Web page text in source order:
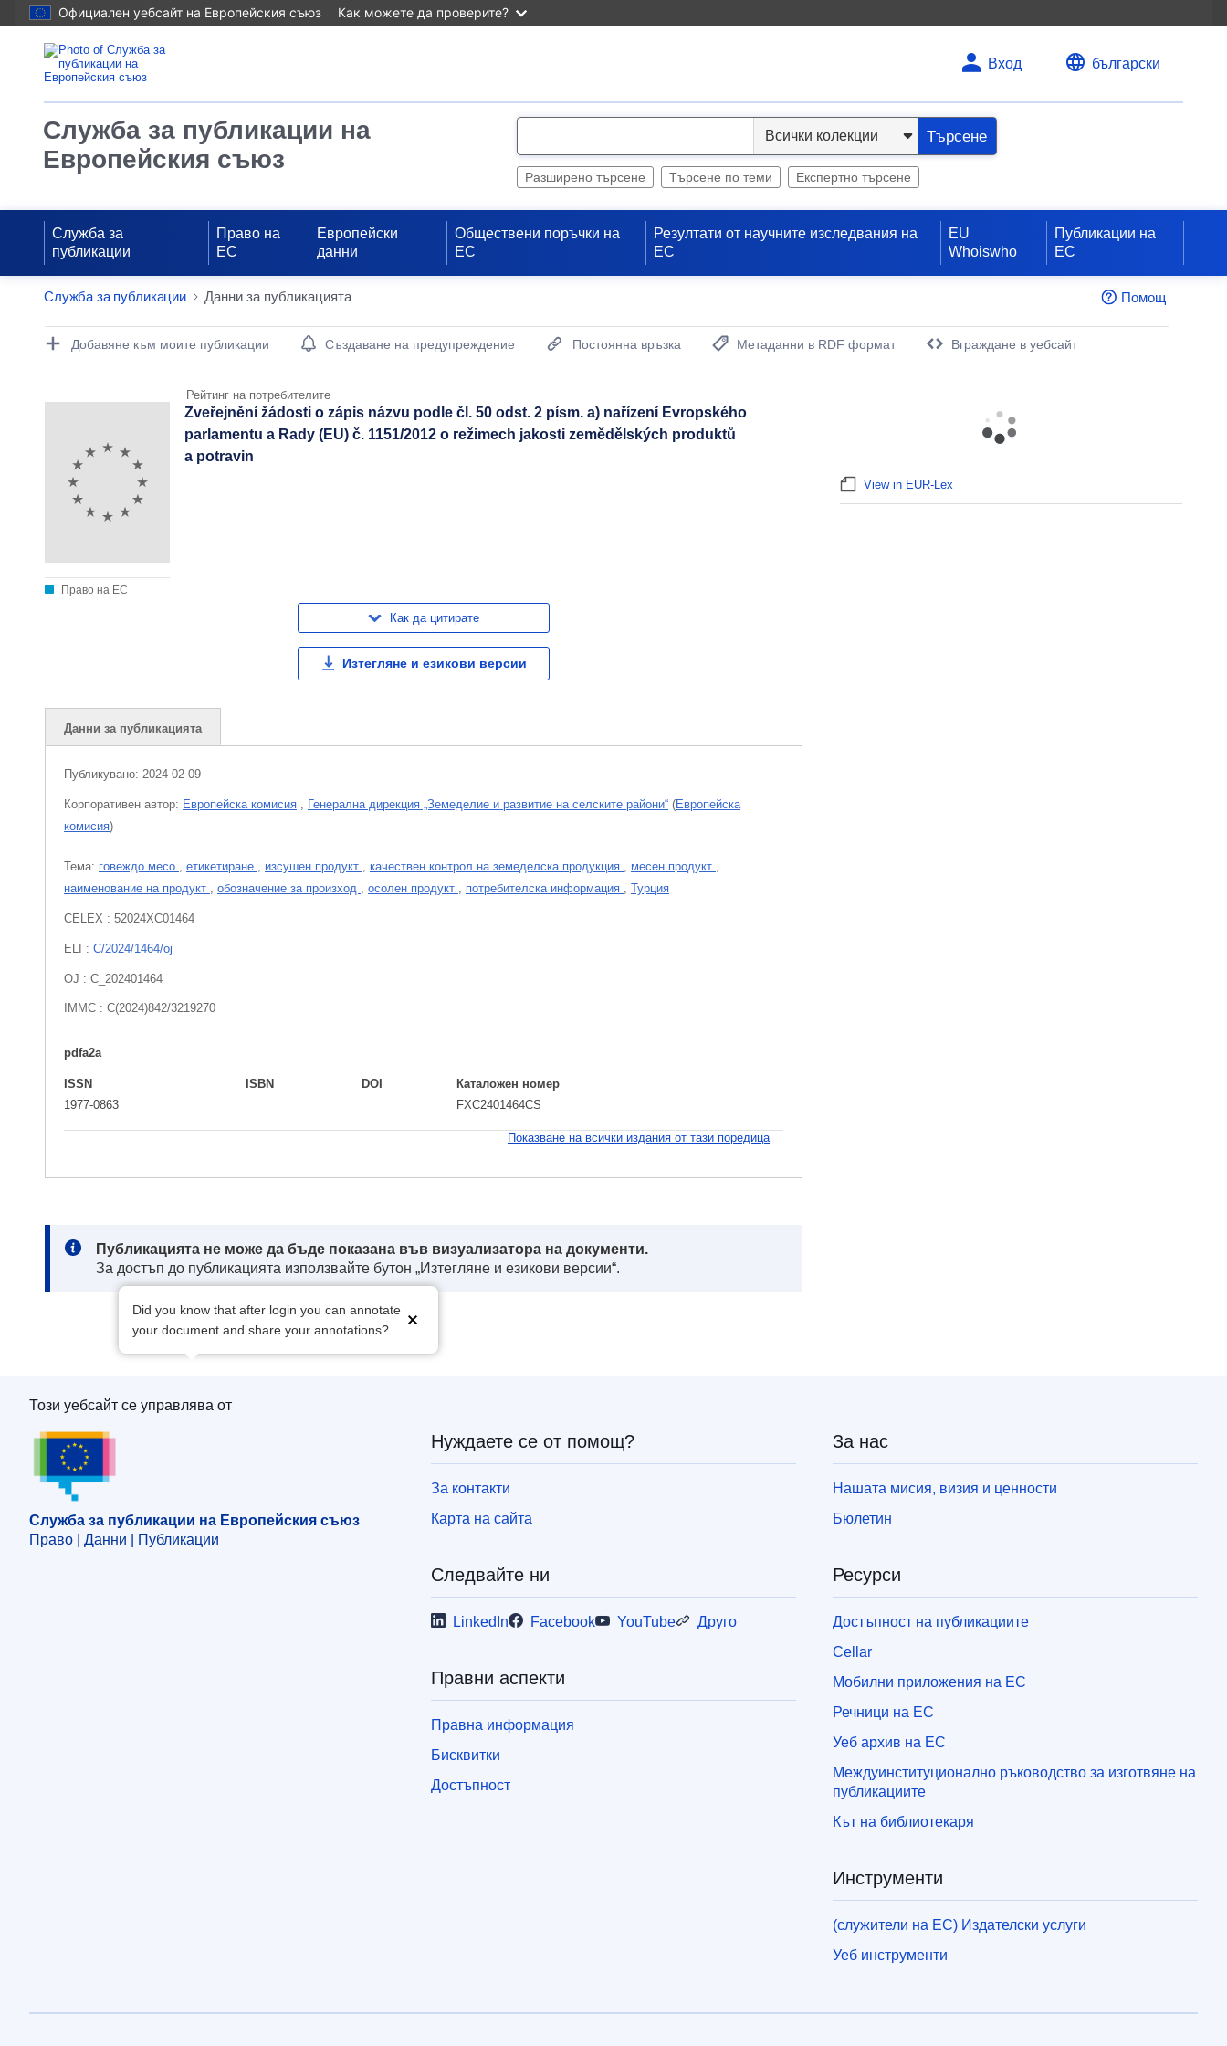
Официален уебсайт на Европейския съюз Как можете да проверите?
Вход български
Служба за публикации на
Европейския съюз
e
Търсене
Разширено търсене Търсене по теми Експертно търсене
Служба за
публикации
Право на
ЕС
Европейски
данни
Обществени поръчки на
ЕС
Резултати от научните изследвания на
ЕС
EU
Whoiswho
Публикации на
ЕС
Служба за публикации Данни за публикацията Помощ
Publication Detail Actions Portlet
Добавяне към моите публикации Създаване на предупреждение Постоянна връзка
Метаданни в RDF формат
Вграждане в уебсайт
Рейтинг на потребителите
Право на ЕС
Zveřejnění žádosti o zápis názvu podle čl. 50 odst. 2 písm. a) nařízení Evropského
parlamentu a Rady (EU) č. 1151/2012 o režimech jakosti zemědělských produktů
a potravin
Как да цитирате
Изтегляне и езикови версии
Данни за публикацията
Публикувано: 2024-02-09
Корпоративен aвтор: Европейска комисия Генерална дирекция „Земеделие и развитие на селските райони“ (Европейска
комисия)
Тема: говеждо месо етикетиране изсушен продукт качествен контрол на земеделска продукция месен продукт
наименование на продукт
обозначение за произход осолен продукт потребителска информация Турция
CELEX : 52024XC01464
ELI : C/2024/1464/oj
OJ : C_202401464
IMMC : C(2024)842/3219270
pdfa2a
ISSN
1977-0863
ISBN DOI
Каталожен номер
FXC2401464CS
Показване на всички издания от тази поредица
Note:
Публикацията не може да бъде показана във визуализатора на документи.
За достъп до публикацията използвайте бутон „Изтегляне и езикови версии“.
Did you know that after login you can annotate
your document and share your annotations?
View in EUR-Lex
Служба за публикации на Европейския съюз
Този уебсайт се управлява от
Служба за публикации на Европейския съюз
Право | Данни | Публикации
Нуждаете се от помощ?
За контакти
Карта на сайта
Следвайте ни
LinkedIn Facebook YouTube Друго
Правни аспекти
Правна информация
Бисквитки
Достъпност
За нас
Нашата мисия, визия и ценности
Бюлетин
Ресурси
Достъпност на публикациите
Cellar
Мобилни приложения на ЕС
Речници на ЕС
Уеб архив на ЕС
Междуинституционално ръководство за изготвяне на
публикациите
Кът на библиотекаря
Инструменти
(служители на ЕС) Издателски услуги
Уеб инструменти